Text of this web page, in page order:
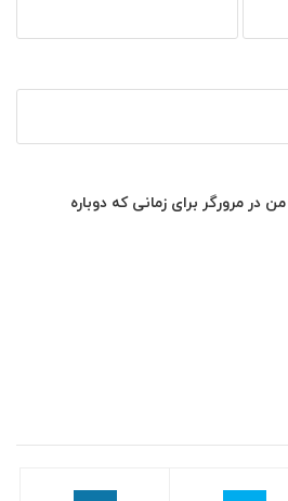
در مرورگر برای زمانی که دوباره